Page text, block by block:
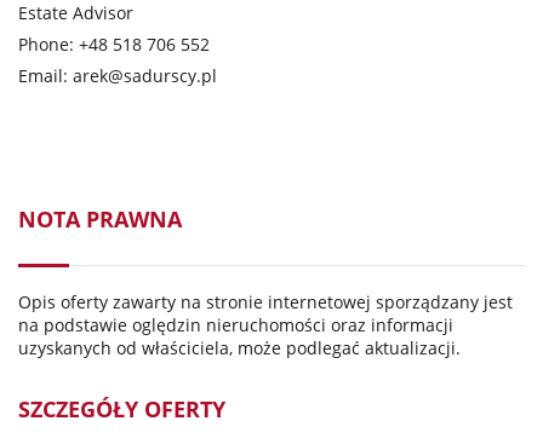
Estate Advisor
Phone: +48 518 706 552
Email: arek@sadurscy.pl
NOTA PRAWNA
Opis oferty zawarty na stronie internetowej sporządzany jest
na podstawie oględzin nieruchomości oraz informacji
uzyskanych od właściciela, może podlegać aktualizacji.
SZCZEGÓŁY OFERTY